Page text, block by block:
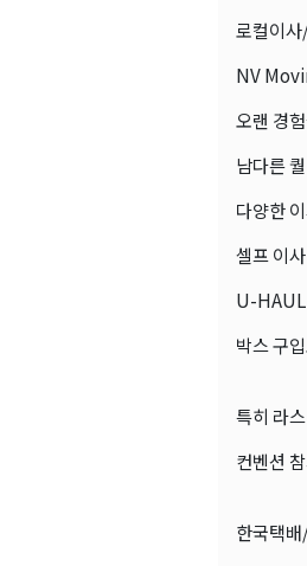
로컬이
NV
오랜 경
남다른
다양한
셀프 이
U-HAUL
박스 구
특히 라
컨벤션
한국택